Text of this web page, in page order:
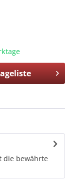
die bewährte